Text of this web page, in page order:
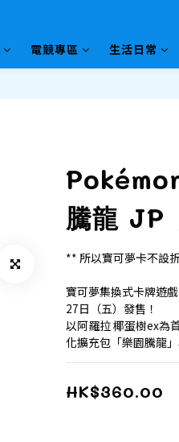
電競專區 生活日常
騰龍 JP
** 所以寶可夢卡不設
寶可夢集換式卡牌遊
27日（五）發售！
以阿羅拉 椰蛋樹ex為
化擴充包「樂園騰龍
HK$360.00